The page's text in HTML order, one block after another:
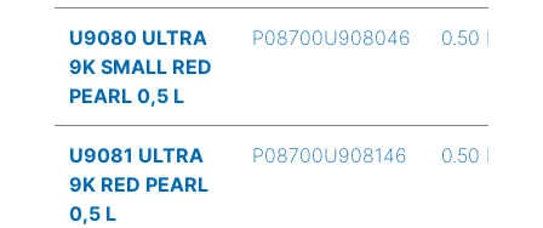
U9080 ULTRA
9K SMALL RED
PEARL 0,5 L
P08700U908046 0.50 L
U9081 ULTRA
9K RED PEARL
0,5 L
P08700U908146 0.50 L